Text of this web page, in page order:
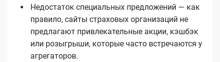
Недостаток специальных предложений — как
правило, сайты страховых организаций не
предлагают привлекательные акции, кэшбэк
или розыгрыши, которые часто встречаются у
агрегаторов.